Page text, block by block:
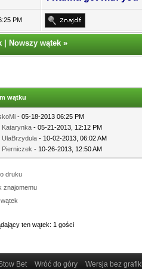
PM
Nowszy wątek »
wątku
- 05-18-2013 06:25 PM
Katarynka - 05-21-2013, 12:12 PM
UlaBrzydula - 10-02-2013, 06:02 AM
Pierniczek - 10-26-2013, 12:50 AM
druku
znajomemu
ten wątek: 1 gości
Bet Wróć do góry Wersja bez grafiki